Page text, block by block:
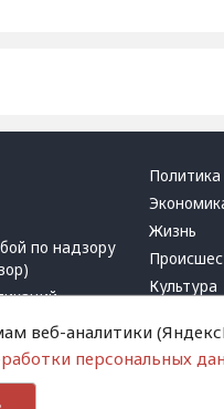
по надзору
Политика
Жизнь
Культура
Криминал
Успех
веб-аналитики
персональных